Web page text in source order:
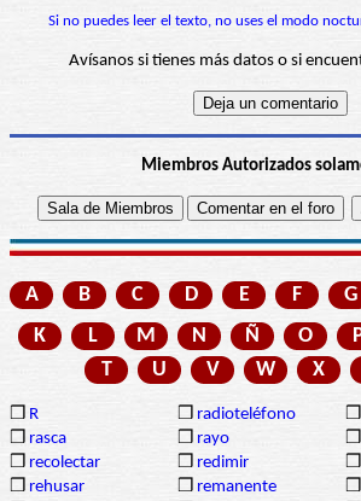
Si no puedes leer el texto, no uses el modo
Avísanos si tienes más datos o si
Miembros Autorizados
A B C D E F G
K
L M N Ñ O
T
U V W X
❒ R ❒ radioteléfono ❒
❒ rasca ❒ rayo ❒
❒ recolectar ❒ redimir ❒
❒ rehusar ❒ remanente ❒